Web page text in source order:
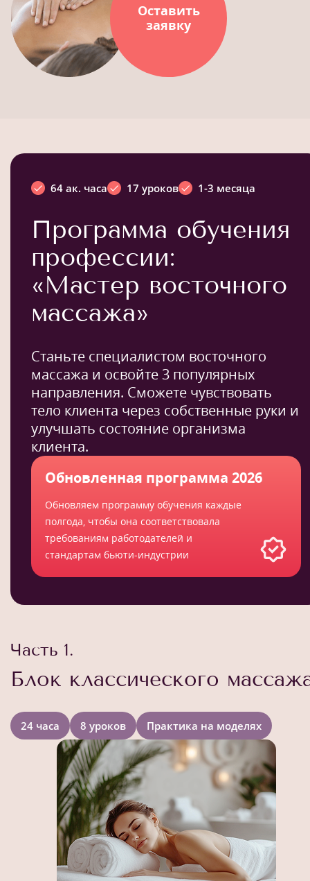
Оставить
заявку
64 ак. часа 17 уроков 1-3 месяца
Программа обучения
профессии:
«Мастер восточного
массажа»
Станьте специалистом восточного
массажа и освойте 3 популярных
направления. Сможете чувствовать
тело клиента через собственные руки и
улучшать состояние организма
клиента.
Обновленная программа 2026
Обновляем программу обучения каждые
полгода, чтобы она соответствовала
требованиям работодателей и
стандартам бьюти-индустрии
Часть 1.
Блок классического
24 часа 8 уроков Практика на моделях